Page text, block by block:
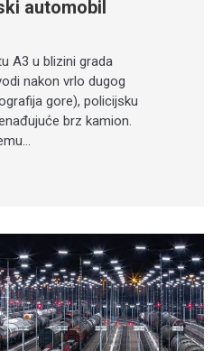
automobil
A3 u blizini grada
nakon vrlo dugog
gore), policijsku
brz kamion.